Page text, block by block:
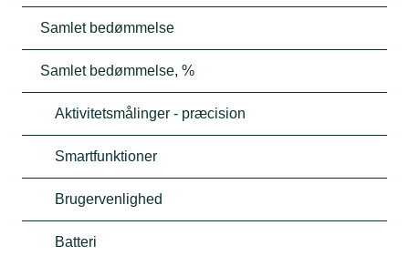
Samlet bedømmelse
Samlet bedømmelse, %
Aktivitetsmålinger - præcision
Smartfunktioner
Brugervenlighed
Batteri